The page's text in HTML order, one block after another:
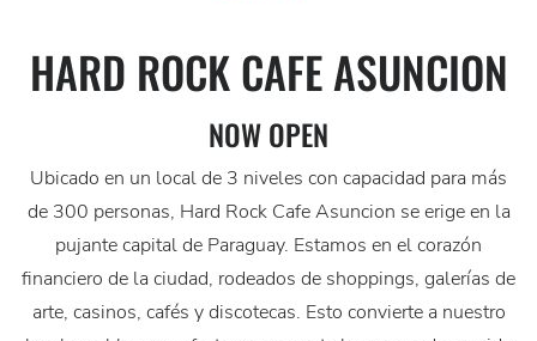
HARD ROCK CAFE ASUNCION
NOW OPEN
Ubicado en un local de 3 niveles con capacidad para más
de 300 personas, Hard Rock Cafe Asuncion se erige en la
pujante capital de Paraguay. Estamos en el corazón
financiero de la ciudad, rodeados de shoppings, galerías de
arte, casinos, cafés y discotecas. Esto convierte a nuestro